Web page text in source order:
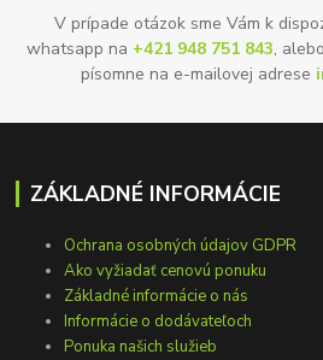
V prípade otázok sme Vám k
whatsapp na +421 948 751 843,
písomne na e-mailovej adrese
ZÁKLADNÉ INFORMÁCIE
Ochrana osobných údajov GDPR
Ako vyžiadať cenovú ponuku
Základné informácie o nás
Informácie o dodávateľoch
Ponuka našich služieb